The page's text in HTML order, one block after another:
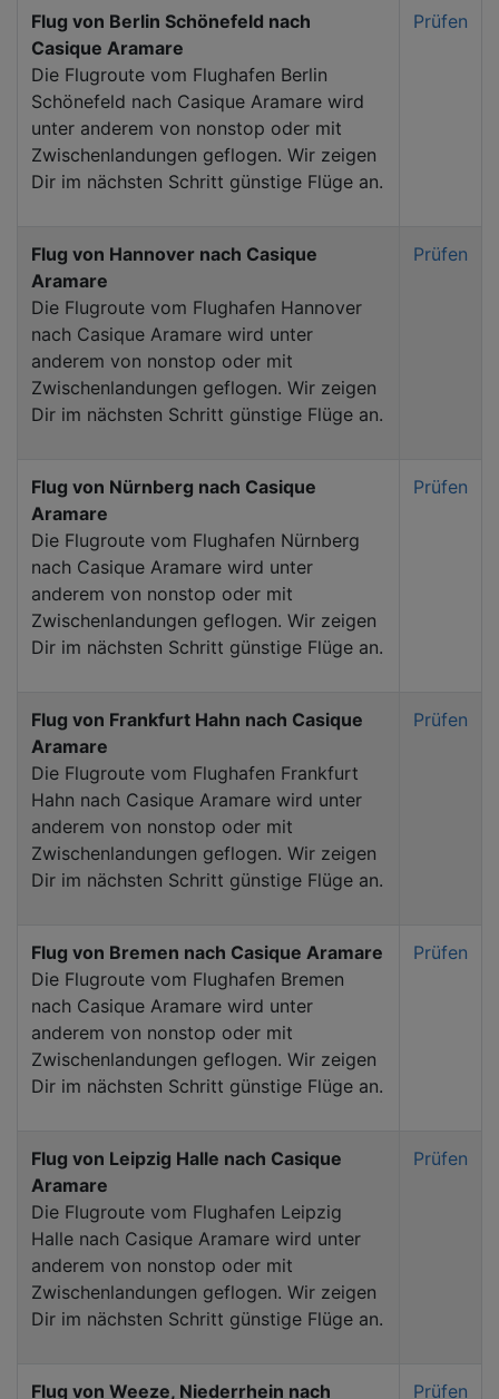
Flug von Berlin Schönefeld nach
Casique Aramare
Die Flugroute vom Flughafen Berlin
Schönefeld nach Casique Aramare wird
unter anderem von nonstop oder mit
Zwischenlandungen geflogen. Wir zeigen
Dir im nächsten Schritt günstige Flüge an.
Prüfen
Flug von Hannover nach Casique
Aramare
Die Flugroute vom Flughafen Hannover
nach Casique Aramare wird unter
anderem von nonstop oder mit
Zwischenlandungen geflogen. Wir zeigen
Dir im nächsten Schritt günstige Flüge an.
Prüfen
Flug von Nürnberg nach Casique
Aramare
Die Flugroute vom Flughafen Nürnberg
nach Casique Aramare wird unter
anderem von nonstop oder mit
Zwischenlandungen geflogen. Wir zeigen
Dir im nächsten Schritt günstige Flüge an.
Prüfen
Flug von Frankfurt Hahn nach Casique
Aramare
Die Flugroute vom Flughafen Frankfurt
Hahn nach Casique Aramare wird unter
anderem von nonstop oder mit
Zwischenlandungen geflogen. Wir zeigen
Dir im nächsten Schritt günstige Flüge an.
Prüfen
Flug von Bremen nach Casique Aramare
Die Flugroute vom Flughafen Bremen
nach Casique Aramare wird unter
anderem von nonstop oder mit
Zwischenlandungen geflogen. Wir zeigen
Dir im nächsten Schritt günstige Flüge an.
Prüfen
Flug von Leipzig Halle nach Casique
Aramare
Die Flugroute vom Flughafen Leipzig
Halle nach Casique Aramare wird unter
anderem von nonstop oder mit
Zwischenlandungen geflogen. Wir zeigen
Dir im nächsten Schritt günstige Flüge an.
Prüfen
Flug von Weeze, Niederrhein nach
Prüfen